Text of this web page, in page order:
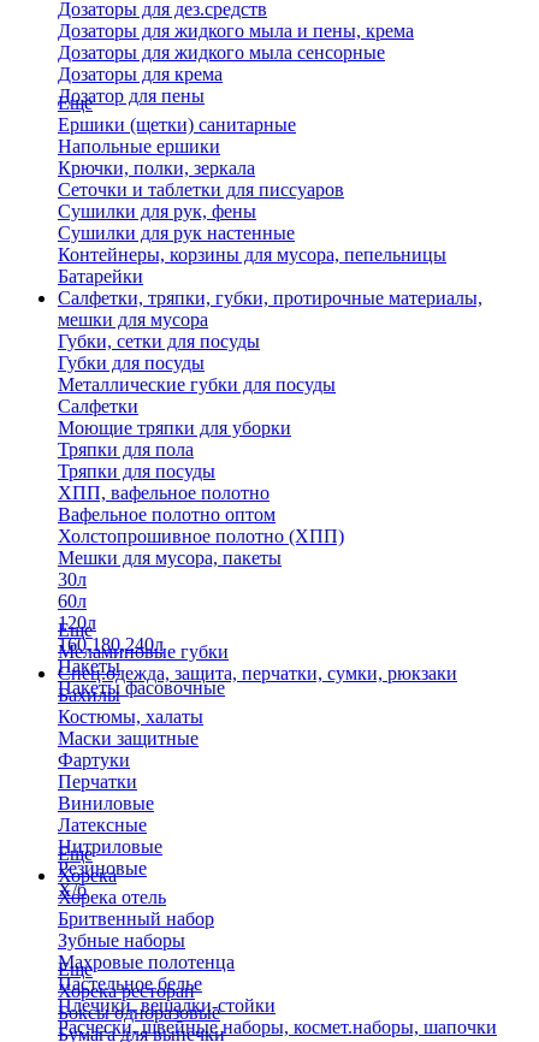
Дозаторы для дез.средств
Дозаторы для жидкого мыла и пены, крема
Дозаторы для жидкого мыла сенсорные
Дозаторы для крема
Дозатор для пены
Еще
Ершики (щетки) санитарные
Напольные ершики
Крючки, полки, зеркала
Сеточки и таблетки для писсуаров
Сушилки для рук, фены
Сушилки для рук настенные
Контейнеры, корзины для мусора, пепельницы
Батарейки
Салфетки, тряпки, губки, протирочные материалы,
мешки для мусора
Губки, сетки для посуды
Губки для посуды
Металлические губки для посуды
Салфетки
Моющие тряпки для уборки
Тряпки для пола
Тряпки для посуды
ХПП, вафельное полотно
Вафельное полотно оптом
Холстопрошивное полотно (ХПП)
Мешки для мусора, пакеты
30л
60л
120л
160,180,240л
Пакеты
Пакеты фасовочные
Еще
Меламиновые губки
Спец.одежда, защита, перчатки, сумки, рюкзаки
Бахилы
Костюмы, халаты
Маски защитные
Фартуки
Перчатки
Виниловые
Латексные
Нитриловые
Резиновые
Х/б
Еще
Хорека
Хорека отель
Бритвенный набор
Зубные наборы
Махровые полотенца
Пастельное белье
Плечики, вешалки-стойки
Расчески, швейные наборы, космет.наборы, шапочки
Еще
Хорека ресторан
Боксы одноразовые
Бумага для выпечки